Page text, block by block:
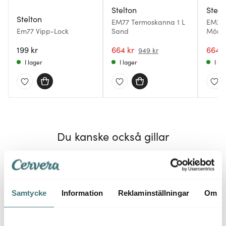
Samtycke Information Reklaminställningar Om
Stelton
Em77 Vipp-Lock
199 kr
I lager
Stelton
EM77 Termoskanna 1 L
Sand
664 kr 949 kr
I lager
664
I
Du kanske också gillar